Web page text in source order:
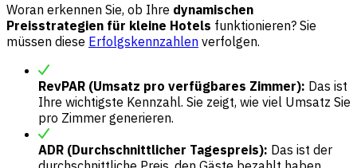
Woran erkennen Sie, ob Ihre dynamischen
Preisstrategien für kleine Hotels funktionieren? Sie
müssen diese Erfolgskennzahlen verfolgen.
RevPAR (Umsatz pro verfügbares Zimmer): Das ist
Ihre wichtigste Kennzahl. Sie zeigt, wie viel Umsatz Sie
pro Zimmer generieren.
ADR (Durchschnittlicher Tagespreis): Das ist der